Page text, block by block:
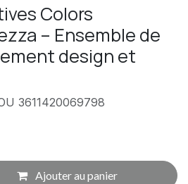
Colors
– Ensemble de
design et
3611420069798
Ajouter au panier